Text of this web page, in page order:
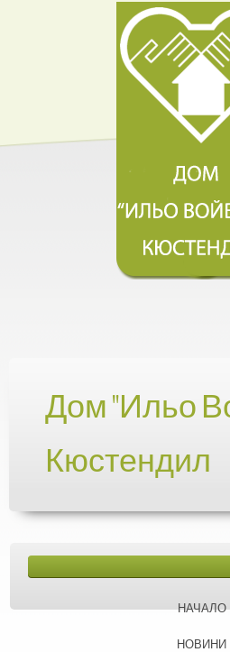
Дом "Ильо
Кюстендил
НАЧАЛО
НОВИНИ